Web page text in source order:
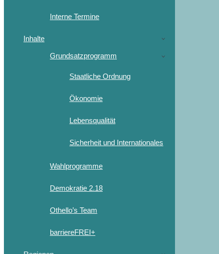
Interne Termine
Inhalte
Grundsatzprogramm
Staatliche Ordnung
Ökonomie
Lebensqualität
Sicherheit und Internationales
Wahlprogramme
Demokratie 2.18
Othello’s Team
barriereFREI+